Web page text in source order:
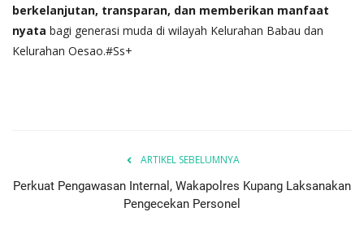
berkelanjutan, transparan, dan memberikan manfaat
nyata bagi generasi muda di wilayah Kelurahan Babau dan
Kelurahan Oesao.#Ss+
ARTIKEL SEBELUMNYA
Perkuat Pengawasan Internal, Wakapolres Kupang Laksanakan
Pengecekan Personel